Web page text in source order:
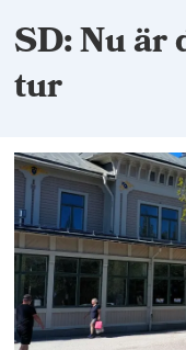
SD: Nu är
tur